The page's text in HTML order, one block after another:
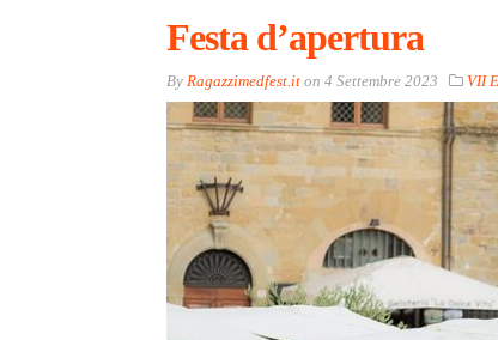
Festa d’apertura
By Ragazzimedfest.iton 4 Settembre 2023 VII